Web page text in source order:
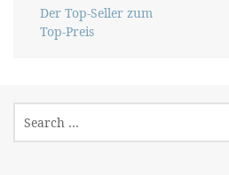
Der Top-Seller zum
Top-Preis